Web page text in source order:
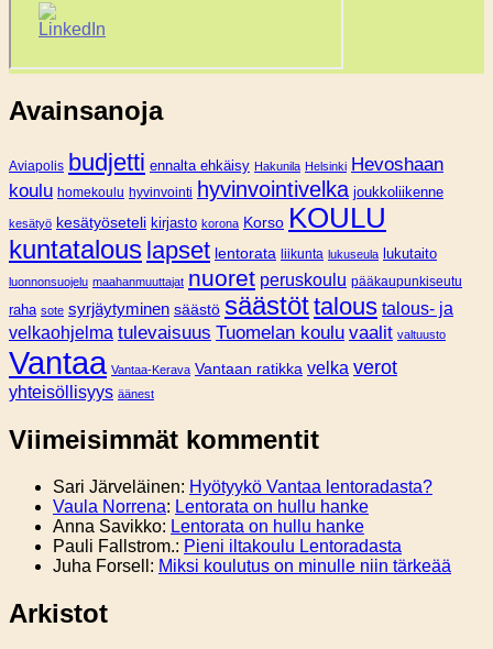
Avainsanoja
Aviapolis budjetti ennalta ehkäisy Hakunila Helsinki Hevoshaan
koulu homekoulu hyvinvointi hyvinvointivelka joukkoliikenne
kesätyö kesätyöseteli kirjasto korona Korso KOULU
kuntatalous lapset lentorata liikunta lukuseula lukutaito
luonnonsuojelu maahanmuuttajat nuoret peruskoulu pääkaupunkiseutu
raha sote syrjäytyminen säästö säästöttalous talous- ja
velkaohjelma tulevaisuus Tuomelan koulu vaalit valtuusto
Vantaa Vantaa-Kerava Vantaan ratikka velka verot
yhteisöllisyys äänest
Viimeisimmät kommentit
Sari Järveläinen: Hyötyykö Vantaa lentoradasta?
Vaula Norrena: Lentorata on hullu hanke
Anna Savikko: Lentorata on hullu hanke
Pauli Fallstrom.: Pieni iltakoulu Lentoradasta
Juha Forsell : Miksi koulutus on minulle niin tärkeää
Arkistot